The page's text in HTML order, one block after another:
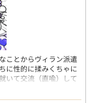
ことからヴィラン派遣
に性的に揉みくちゃに
いて交流（直喩）して
ビッチM平凡総受け／
レイプ